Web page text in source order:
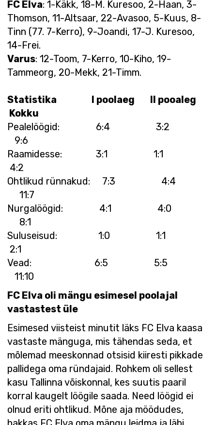
FC Elva: 1-Käkk, 18-M. Kuresoo, 2-Haan, 3-
Thomson, 11-Altsaar, 22-Avasoo, 5-Kuus, 8-
Tinn (77. 7-Kerro), 9-Joandi, 17-J. Kuresoo,
14-Frei.
Varus: 12-Toom, 7-Kerro, 10-Kiho, 19-
Tammeorg, 20-Mekk, 21-Timm.
Statistika I poolaeg II pooaleg
Kokku
Pealelöögid: 6:4 3:2
9:6
Raamidesse: 3:1 1:1
4:2
Ohtlikud rünnakud: 7:3 4:4
11:7
Nurgalöögid: 4:1 4:0
8:1
Suluseisud: 1:0 1:1
2:1
Vead: 6:5 5:5
11:10
FC Elva oli mängu esimesel poolajal
vastastest üle
Esimesed viisteist minutit läks FC Elva kaasa
vastaste mänguga, mis tähendas seda, et
mõlemad meeskonnad otsisid kiiresti pikkade
pallidega oma ründajaid. Rohkem oli sellest
kasu Tallinna võiskonnal, kes suutis paaril
korral kaugelt löögile saada. Need löögid ei
olnud eriti ohtlikud. Mõne aja möödudes,